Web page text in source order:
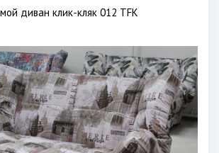
диван клик-кляк 012 TFK